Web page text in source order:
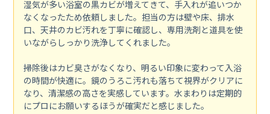
湿気が多い浴室の黒カビが増えてきて、手入れが追いつか
なくなったため依頼しました。担当の方は壁や床、排水
口、天井のカビ汚れを丁寧に確認し、専用洗剤と道具を使
いながらしっかり洗浄してくれました。
掃除後はカビ臭さがなくなり、明るい印象に変わって入浴
の時間が快適に。鏡のうろこ汚れも落ちて視界がクリアに
なり、清潔感の高さを実感しています。水まわりは定期的
にプロにお願いするほうが確実だと感じました。